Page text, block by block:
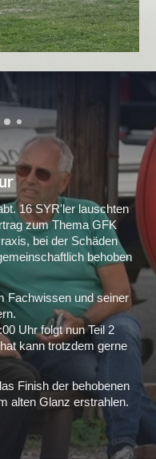
16 SYR'ler lauschten
zum Thema GFK
bei der Schäden
behoben
Fachwissen und seiner
Uhr folgt nun Teil 2
kann trotzdem gerne
Finish der behobenen
alten Glanz erstrahlen.